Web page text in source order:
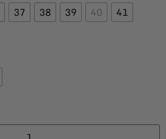
37 38 39 40
41